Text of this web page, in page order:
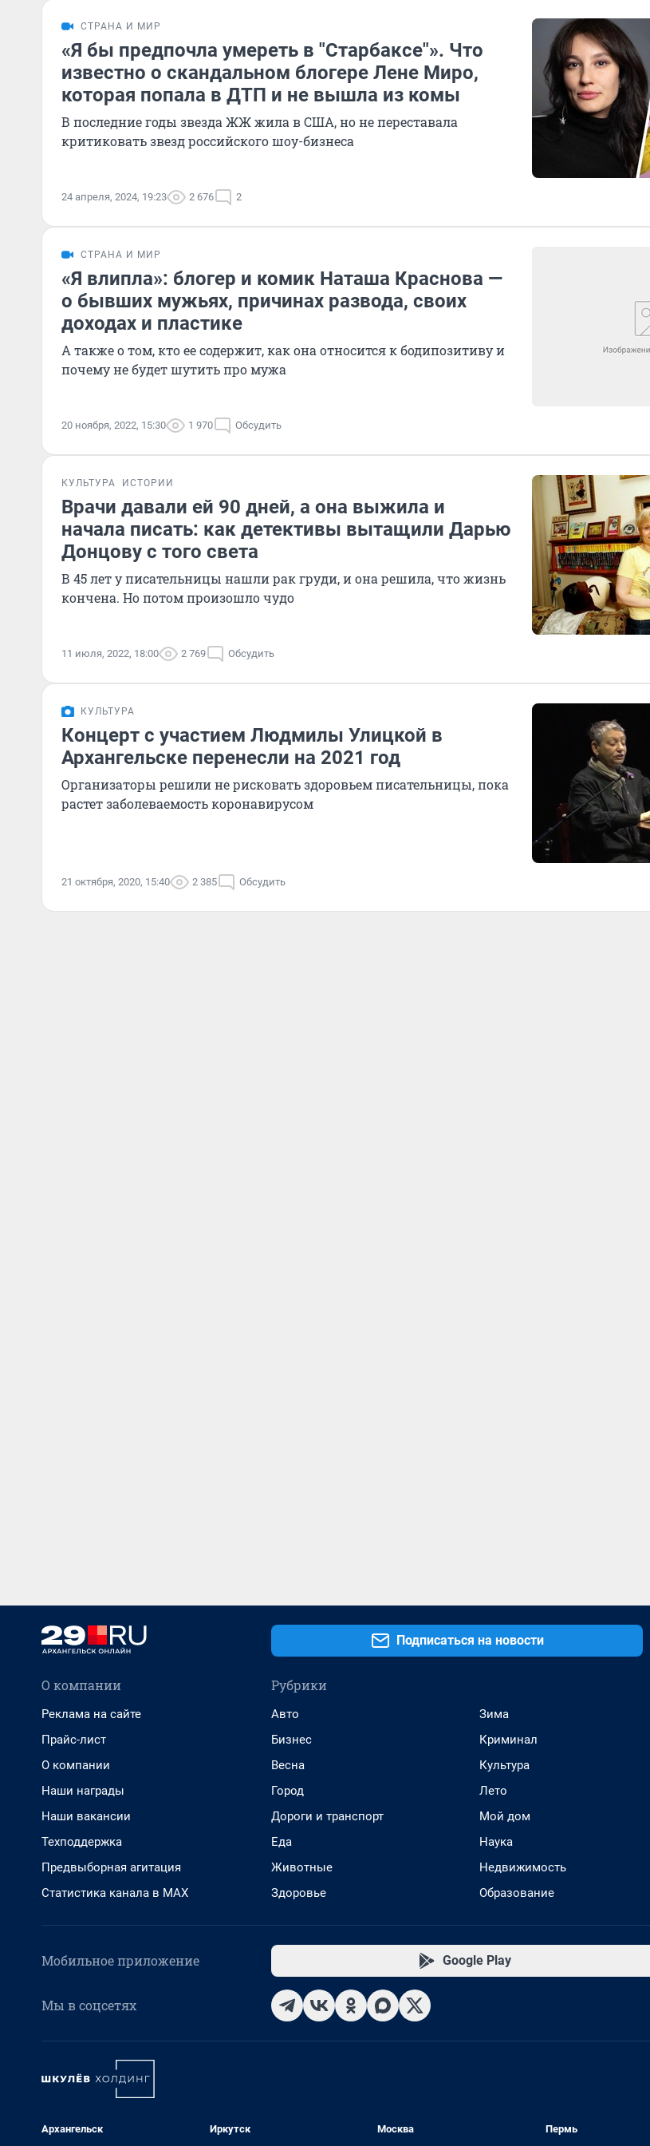
СТРАНА И МИР
«Я бы предпочла умереть в "Старбаксе"». Что
известно о скандальном блогере Лене Миро,
которая попала в ДТП и не вышла из комы
В последние годы звезда ЖЖ жила в США, но не переставала
критиковать звезд российского шоу-бизнеса
24 апреля, 2024, 19:23 2 676 2
СТРАНА И МИР
«Я влипла»: блогер и комик Наташа Краснова —
о бывших мужьях, причинах развода, своих
доходах и пластике
А также о том, кто ее содержит, как она относится к бодипозитиву и
почему не будет шутить про мужа
20 ноября, 2022, 15:30 1 970 Обсудить
КУЛЬТУРА ИСТОРИИ
Врачи давали ей 90 дней, а она выжила и
начала писать: как детективы вытащили Дарью
Донцову с того света
В 45 лет у писательницы нашли рак груди, и она решила, что жизнь
кончена. Но потом произошло чудо
11 июля, 2022, 18:00 2 769 Обсудить
КУЛЬТУРА
Концерт с участием Людмилы Улицкой в
Архангельске перенесли на 2021 год
Организаторы решили не рисковать здоровьем писательницы, пока
растет заболеваемость коронавирусом
21 октября, 2020, 15:40 2 385 Обсудить
Подписаться на новости
О компании
Реклама на сайте
Прайс-лист
О компании
Наши награды
Наши вакансии
Техподдержка
Предвыборная агитация
Статистика канала в MAX
Рубрики
Авто
Бизнес
Весна
Город
Дороги и транспорт
Еда
Животные
Здоровье
Зима
Криминал
Культура
Лето
Мой дом
Наука
Недвижимость
Образование
Мобильное приложение Google Play
Мы в соцсетях
Архангельск
Иркутск
Москва
Пермь